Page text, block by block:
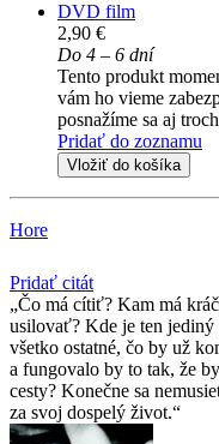
DVD film
2,90 €
Do 4 – 6 dní
Tento produkt
vám ho vieme
posnažíme sa aj
Pridať do zoznamu
Vložiť do košíka
Hore
Pridať citát
Čo má cítiť? Kam má
usilovať? Kde je ten
všetko ostatné, čo by už
a fungovalo by to tak, že
cesty? Konečne sa
za svoj dospelý život.